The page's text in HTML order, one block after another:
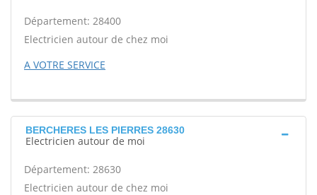
Département: 28400
Electricien autour de chez moi
A VOTRE SERVICE
BERCHERES LES PIERRES 28630
Electricien autour de moi
Département: 28630
Electricien autour de chez moi